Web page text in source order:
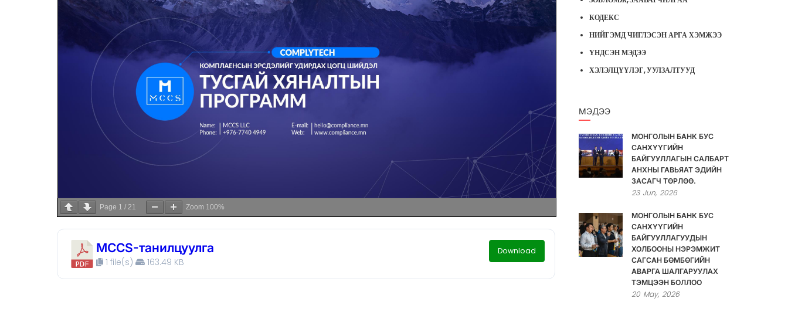
Page 1 / 21 Zoom 100%
MCCS-танилцуулга
1 file(s) 163.49 KB
Download
КОДЕКС
НИЙГЭМД ЧИГЛЭСЭН АРГА ХЭМЖЭЭ
ҮНДСЭН МЭДЭЭ
ХЭЛЭЛЦҮҮЛЭГ, УУЛЗАЛТУУД
МЭДЭЭ
МОНГОЛЫН БАНК БУС
САНХҮҮГИЙН
БАЙГУУЛЛАГЫН САЛБАРТ
АНХНЫ ГАВЬЯАТ ЭДИЙН
ЗАСАГЧ ТӨРЛӨӨ.
23 Jun, 2026
МОНГОЛЫН БАНК БУС
САНХҮҮГИЙН
БАЙГУУЛЛАГУУДЫН
ХОЛБООНЫ НЭРЭМЖИТ
САГСАН БӨМБӨГИЙН
АВАРГА ШАЛГАРУУЛАХ
ТЭМЦЭЭН БОЛЛОО
20 May, 2026